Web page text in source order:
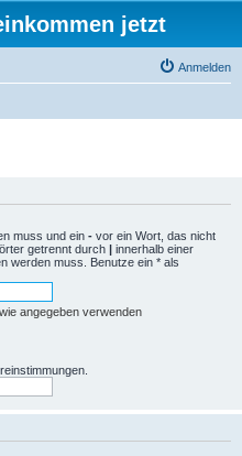
jetzt
Anmelden
muss und ein - vor ein Wort, das nicht
getrennt durch | innerhalb einer
werden muss. Benutze ein * als
angegeben verwenden